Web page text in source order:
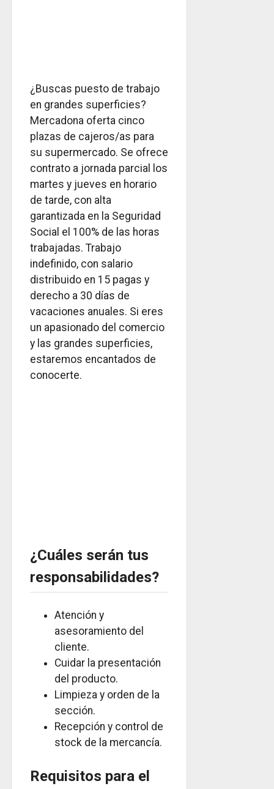
¿Buscas puesto de trabajo
en grandes superficies?
Mercadona oferta cinco
plazas de cajeros/as para
su supermercado. Se ofrece
contrato a jornada parcial los
martes y jueves en horario
de tarde, con alta
garantizada en la Seguridad
Social el 100% de las horas
trabajadas. Trabajo
indefinido, con salario
distribuido en 15 pagas y
derecho a 30 días de
vacaciones anuales. Si eres
un apasionado del comercio
y las grandes superficies,
estaremos encantados de
conocerte.
¿Cuáles serán tus
responsabilidades?
Atención y
asesoramiento del
cliente.
Cuidar la presentación
del producto.
Limpieza y orden de la
sección.
Recepción y control de
stock de la mercancía.
Requisitos para el